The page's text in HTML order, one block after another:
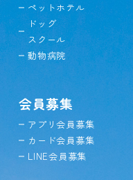
ペットホテル
ドッグ
スクール
動物病院
会員募集
アプリ会員募集
カード会員募集
LINE会員募集